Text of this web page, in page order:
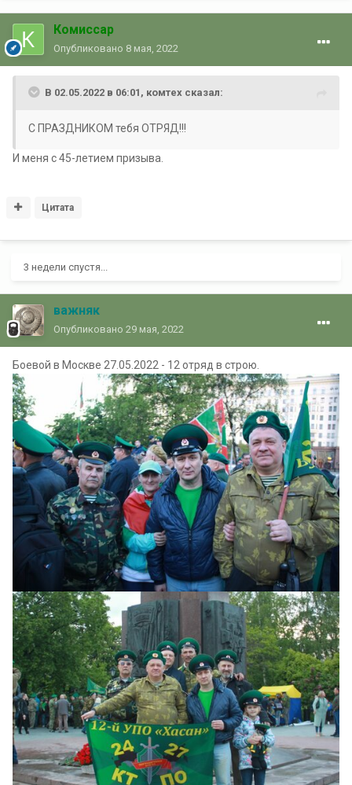
Комиссар
Опубликовано 8 мая, 2022
В 02.05.2022 в 06:01, комтех сказал:
С ПРАЗДНИКОМ тебя ОТРЯД!!!
И меня с 45-летием призыва.
Цитата
3 недели спустя...
важняк
Опубликовано 29 мая, 2022
Боевой в Москве 27.05.2022 - 12 отряд в строю.